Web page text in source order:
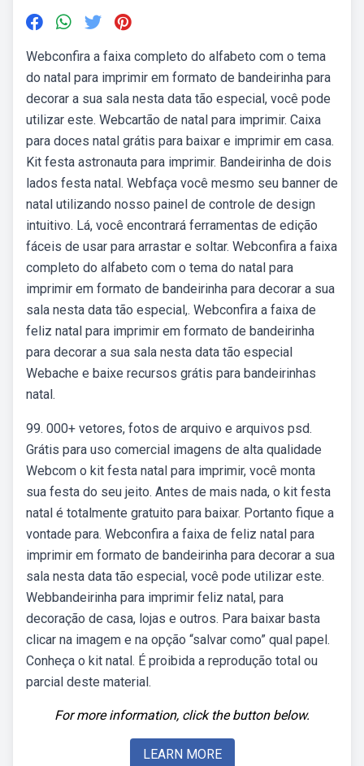
Webconfira a faixa completo do alfabeto com o tema
do natal para imprimir em formato de bandeirinha para
decorar a sua sala nesta data tão especial, você pode
utilizar este. Webcartão de natal para imprimir. Caixa
para doces natal grátis para baixar e imprimir em casa.
Kit festa astronauta para imprimir. Bandeirinha de dois
lados festa natal. Webfaça você mesmo seu banner de
natal utilizando nosso painel de controle de design
intuitivo. Lá, você encontrará ferramentas de edição
fáceis de usar para arrastar e soltar. Webconfira a faixa
completo do alfabeto com o tema do natal para
imprimir em formato de bandeirinha para decorar a sua
sala nesta data tão especial,. Webconfira a faixa de
feliz natal para imprimir em formato de bandeirinha
para decorar a sua sala nesta data tão especial
Webache e baixe recursos grátis para bandeirinhas
natal.
99. 000+ vetores, fotos de arquivo e arquivos psd.
Grátis para uso comercial imagens de alta qualidade
Webcom o kit festa natal para imprimir, você monta
sua festa do seu jeito. Antes de mais nada, o kit festa
natal é totalmente gratuito para baixar. Portanto fique a
vontade para. Webconfira a faixa de feliz natal para
imprimir em formato de bandeirinha para decorar a sua
sala nesta data tão especial, você pode utilizar este.
Webbandeirinha para imprimir feliz natal, para
decoração de casa, lojas e outros. Para baixar basta
clicar na imagem e na opção “salvar como” qual papel.
Conheça o kit natal. É proibida a reprodução total ou
parcial deste material.
For more information, click the button below.
LEARN MORE